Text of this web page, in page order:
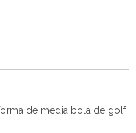
de media bola de golf